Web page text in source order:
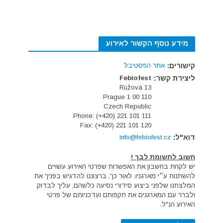
מידע נוסף הקשור לאירוע
קישורים: אתר הפסטיבל
ליצירת קשר: Febiofest
Rùžová 13
110 00 Prague 1
Czech Republic
Phone: (+420) 221 101 111
Fax: (+420) 221 101 120
דוא"ל: info@febiofest.cz
חשוב לתשומת לבך !
יש לקחת בחשבון את האפשרות שפרטי האירוע עשויים
להשתנות ע״י מארגניו. לאור כך, ברצוננו להדגיש בפניך את
המלצתנו שלפני ביצוע סידורי נסיעה כלשהם, עליך לבדוק
ולברר עם המארגנים את תקפותם ועדכניותם של פרטי
האירוע הנ"ל.